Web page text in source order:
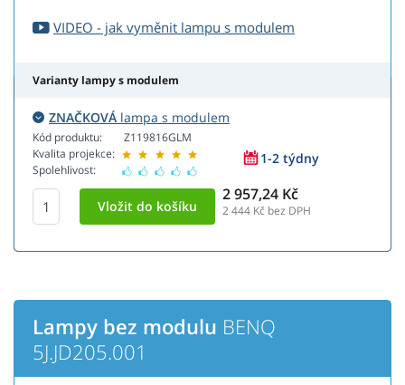
VIDEO - jak vyměnit lampu s modulem
Varianty lampy s modulem
ZNAČKOVÁ lampa s modulem
Kód produktu:
Kvalita projekce:
Spolehlivost:
Z119816GLM
1-2 týdny
2 957,24 Kč
2 444 Kč bez DPH
Lampy bez modulu BENQ
5J.JD205.001